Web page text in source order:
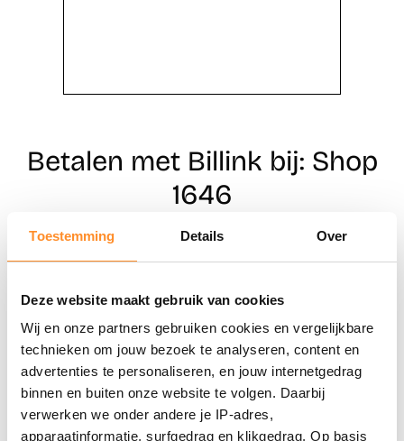
Toestemming Details Over
Deze website maakt gebruik van cookies
Wij en onze partners gebruiken cookies en vergelijkbare
technieken om jouw bezoek te analyseren, content en
advertenties te personaliseren, en jouw internetgedrag
binnen en buiten onze website te volgen. Daarbij
verwerken we onder andere je IP-adres,
apparaatinformatie, surfgedrag en klikgedrag. Op basis
Betalen met Billink bij: Shop
1646
Naar winkels